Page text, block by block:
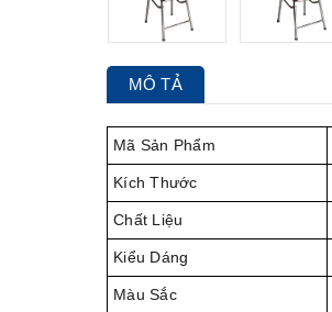
MÔ TẢ
Mã Sản Phẩm
Kích Thước
Chất Liệu
Kiểu Dáng
Màu Sắc